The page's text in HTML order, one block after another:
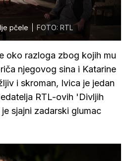
pčele FOTO: RTL
oko razloga zbog kojih mu
njegovog sina i Katarine
i skroman, Ivica je jedan
RTL-ovih 'Divljih
sjajni zadarski glumac